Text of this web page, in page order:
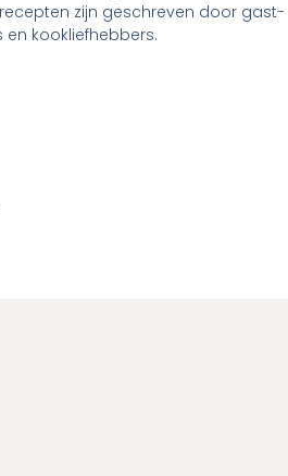
zijn geschreven door gast-
en kookliefhebbers.